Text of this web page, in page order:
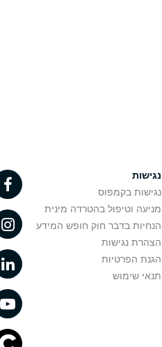
נגישות
נגישות בקמפוס
מניעה וטיפול בהטרדה מינית
הנחיות בדבר חוק חופש המידע
הצהרת נגישות
הגנת הפרטיות
תנאי שימוש